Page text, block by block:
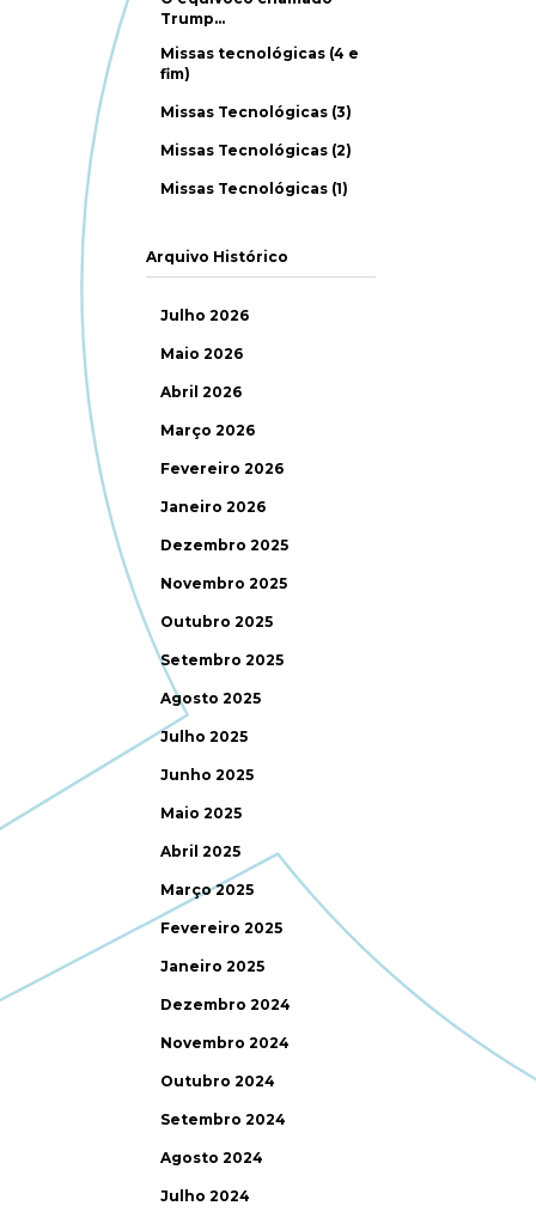
Trump…
Missas tecnológicas (4 e
fim)
Missas Tecnológicas (3)
Missas Tecnológicas (2)
Missas Tecnológicas (1)
Arquivo Histórico
Julho 2026
Maio 2026
Abril 2026
Março 2026
Fevereiro 2026
Janeiro 2026
Dezembro 2025
Novembro 2025
Outubro 2025
Setembro 2025
Agosto 2025
Julho 2025
Junho 2025
Maio 2025
Abril 2025
Março 2025
Fevereiro 2025
Janeiro 2025
Dezembro 2024
Novembro 2024
Outubro 2024
Setembro 2024
Agosto 2024
Julho 2024